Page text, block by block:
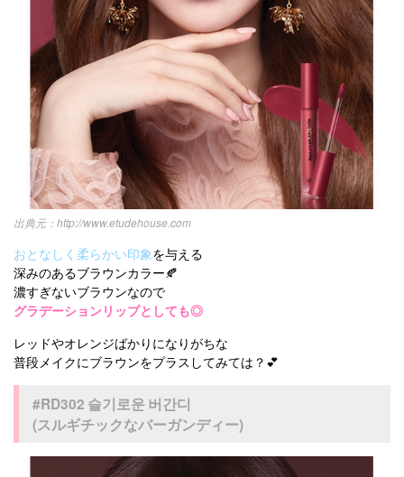
http://www.etudehouse.com
おとなしく柔らかい印象を与える
深みのあるブラウンカラー🍂
濃すぎないブラウンなので
グラデーションリップとしても◎
レッドやオレンジばかりになりがちな
普段メイクにブラウンをプラスしてみては？💕
#RD302 슬기로운 버간디
(スルギチックなバーガンディー)